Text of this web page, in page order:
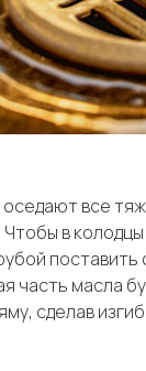
все
в
часть масла
сделав